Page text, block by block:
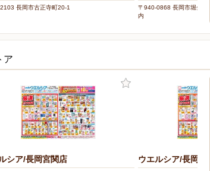
長岡市古正寺町20-1
〒940-0868 長岡市堀金1-
内
ア
シア/長岡宮関店 ウエルシア/長岡中